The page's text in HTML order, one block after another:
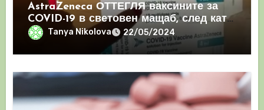
AstraZeneca ОТТЕГЛЯ ваксините за
COVID-19 в световен мащаб, след като
призна, че те причиняват КРЪВНИ
съсиреци
Tanya Nikolova 22/05/2024